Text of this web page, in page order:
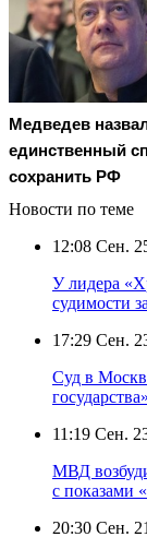
Медведев
единственный
сохранить РФ
Новости по теме
12:08 Сен.
У лидера
судимости
17:29 Сен.
Суд в
11:19 Сен.
МВД
с показами
20:30 Сен.